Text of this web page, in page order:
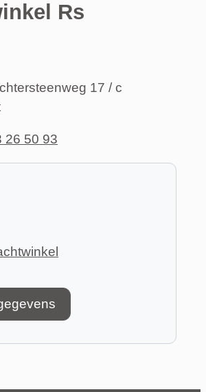
Rs
17 / c
26 50 93